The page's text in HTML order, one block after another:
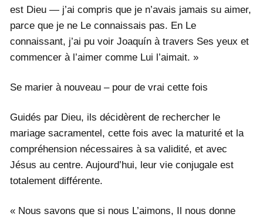
est Dieu — j’ai compris que je n’avais jamais su aimer,
parce que je ne Le connaissais pas. En Le
connaissant, j’ai pu voir Joaquín à travers Ses yeux et
commencer à l’aimer comme Lui l’aimait. »
Se marier à nouveau – pour de vrai cette fois
Guidés par Dieu, ils décidèrent de rechercher le
mariage sacramentel, cette fois avec la maturité et la
compréhension nécessaires à sa validité, et avec
Jésus au centre. Aujourd’hui, leur vie conjugale est
totalement différente.
« Nous savons que si nous L’aimons, Il nous donne